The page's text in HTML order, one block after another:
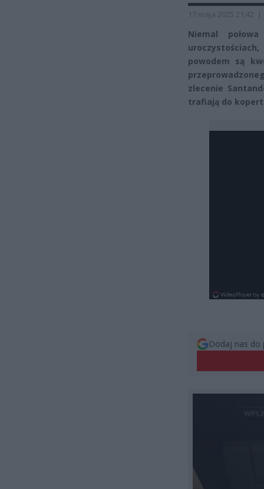
17 maja 2025 21:42 |
Niemal
powodem są
zlecenie
trafiają do
Dodaj nas do